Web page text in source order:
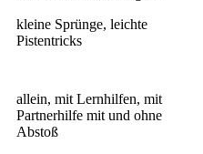
kleine Sprünge, leichte
Pistentricks
allein, mit Lernhilfen, mit
Partnerhilfe mit und ohne
Abstoß